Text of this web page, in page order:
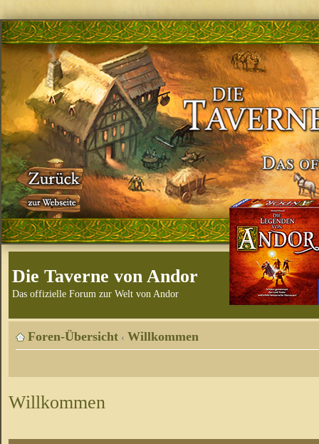
Die Taverne von Andor
Das offizielle Forum zur Welt von Andor
Foren-Übersicht ‹ Willkommen
Willkommen